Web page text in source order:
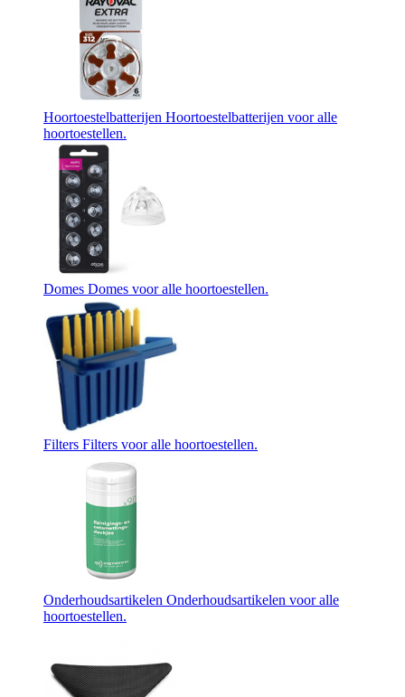
Hoortoestelbatterijen Hoortoestelbatterijen voor alle
hoortoestellen.
Domes Domes voor alle hoortoestellen.
Filters Filters voor alle hoortoestellen.
Onderhoudsartikelen Onderhoudsartikelen voor alle
hoortoestellen.